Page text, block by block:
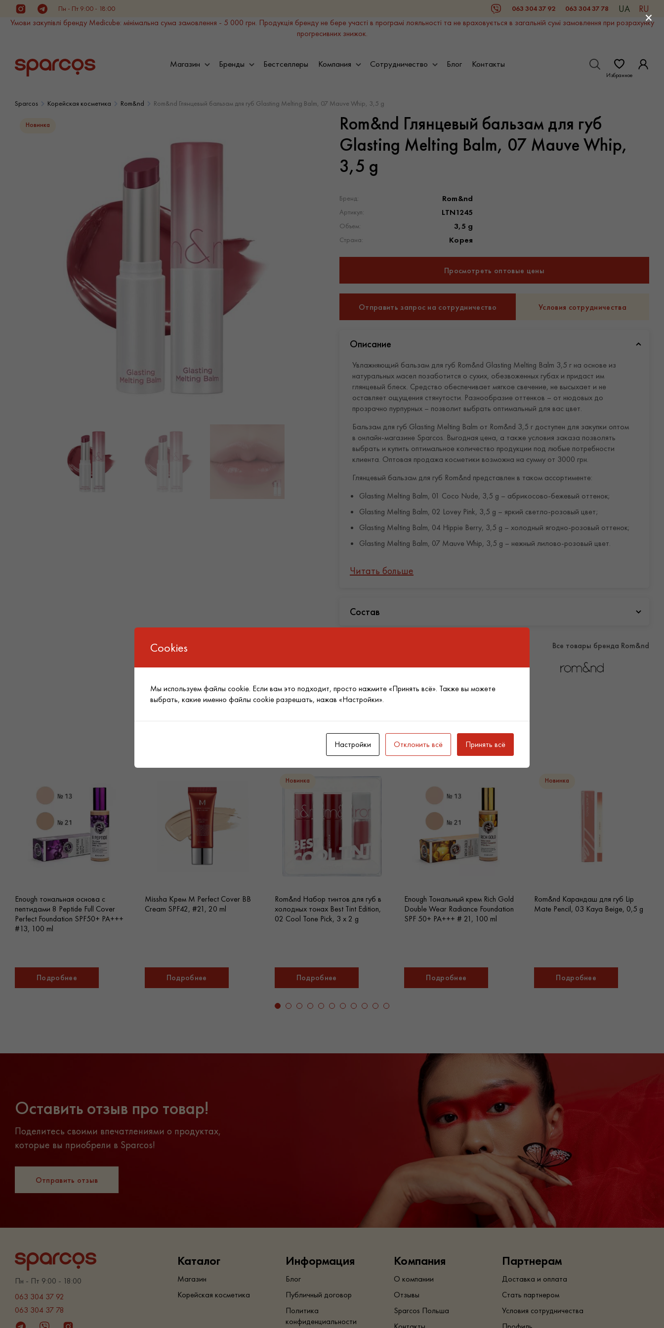
InstagramTelegramПн - Пт 9:00 - 18:00 Viber 063 304 37 92 063 304 37 78 UA RU
Умови закупівлі бренду Medicube: мінімальна сума замовлення - 5 000 грн. Продукція бренду не бере участі в програмі лояльності та не враховується в загальній сумі замовлення при розрахунку
прогресивних знижок.
Магазин Бренды Бестселлеры Компания Сотрудничество Блог Контакты
Избранное
Sparcos Корейская косметика Rom&nd Rom&nd Глянцевый бальзам для губ Glasting Melting Balm, 07 Mauve Whip, 3,5 g
Новинка
Rom&nd Глянцевый бальзам для губ
Glasting Melting Balm, 07 Mauve Whip,
3,5 g
Бренд: Rom&nd
Артикул: LTN1245
Объем: 3,5 g
Страна: Корея
Просмотреть оптовые цены
Отправить запрос на сотрудничество Условия сотрудничества
Описание
Увлажняющий бальзам для губ Rom&nd Glasting Melting Balm 3,5 г на основе из
натуральных масел позаботится о сухих, обезвоженных губах и придаст им
глянцевый блеск. Средство обеспечивает мягкое свечение, не высыхает и не
оставляет ощущения стянутости. Разнообразие оттенков – от нюдовых до
прозрачно пурпурных – позволит выбрать оптимальный для вас цвет.
Бальзам для губ Glasting Melting Balm от Rom&nd 3,5 г доступен для закупки оптом
в онлайн-магазине Sparcos. Выгодная цена, а также условия заказа позволять
выбрать и купить оптимальное количество продукции под любые потребности
клиента. Оптовая продажа косметики возможна на сумму от 3000 грн.
Глянцевый бальзам для губ Rom&nd представлен в таком ассортименте:
Glasting Melting Balm, 01 Coco Nude, 3,5 g – абрикосово-бежевый оттенок;
Glasting Melting Balm, 02 Lovey Pink, 3,5 g – яркий светло-розовый цвет;
Glasting Melting Balm, 04 Hippie Berry, 3,5 g – холодный ягодно-розовый оттенок;
Glasting Melting Balm, 07 Mauve Whip, 3,5 g – нежный лилово-розовый цвет.
Основные свойства и ингредиенты:
составляющие:
аргановое и миндальное масла – борются с пересыханием и образованием
экстракт плодов шиповника – восстанавливает защитные силы кожи,
предотвращая появление глубоких складок на коже.
Способ применения:
Немного покрутите контейнер, чтобы воспользоваться бальзамом. Нанесите
небольшое количество средства на губы.
Наш каталог косметики оптом предполагает наличие популярных бьюти-продуктов
ведущих брендов мира. Sparcos – поставщик косметики с проверенной репутацией
и множеством положительных отзывов. Мы обеспечиваем легкую покупку и
доставку косметики по Киеву и Украине.
Читать больше
Состав
Все товары бренда Rom&nd
Рекомендованные товары
Enough тональная основа с
пептидами 8 Peptide Full Cover
Perfect Foundation SPF50+ PA+++
#13, 100 ml
Подробнее
Missha Крем M Perfect Cover BB
Cream SPF42, #21, 20 ml
Подробнее
Новинка
Rom&nd Набор тинтов для губ в
холодных тонах Best Tint Edition,
02 Cool Tone Pick, 3 х 2 g
Подробнее
Enough Тональный крем Rich Gold
Double Wear Radiance Foundation
SPF 50+ PA+++ # 21, 100 ml
Подробнее
Новинка
Rom&nd Карандаш для губ Lip
Mate Pencil, 03 Kaya Beige, 0,5 g
Подробнее
Оставить отзыв про товар!
Поделитесь своими впечатлениями о продуктах,
которые вы приобрели в Sparcos!
Отправить отзыв
Пн - Пт 9:00 - 18:00
063 304 37 92
063 304 37 78
Каталог
Магазин
Корейская косметика
Информация
Блог
Публичный договор
Политика
конфиденциальности
Компания
О компании
Отзывы
Sparcos Польша
Партнерам
Доставка и оплата
Стать партнером
Условия сотрудничества
×
Cookies
Мы используем файлы cookie. Если вам это подходит, просто нажмите «Принять всё». Также вы можете
выбрать, какие именно файлы cookie разрешать, нажав «Настройки».
Настройки Отклонить всё Принять всё